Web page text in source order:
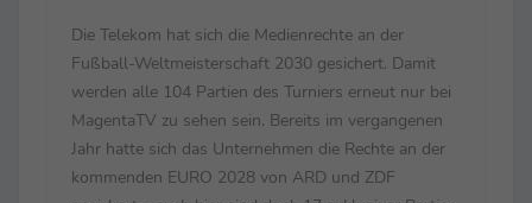
Die Telekom hat sich die Medienrechte an der
Fußball-Weltmeisterschaft 2030 gesichert. Damit
werden alle 104 Partien des Turniers erneut nur bei
MagentaTV zu sehen sein. Bereits im vergangenen
Jahr hatte sich das Unternehmen die Rechte an der
kommenden EURO 2028 von ARD und ZDF